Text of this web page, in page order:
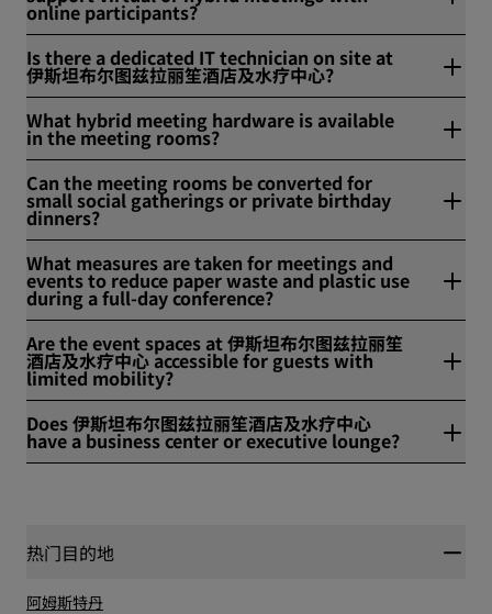
online participants?
Is there a dedicated IT technician on site at
伊斯坦布尔图兹拉丽笙酒店及水疗中心?
What hybrid meeting hardware is available
in the meeting rooms?
音响系统。
Can the meeting rooms be converted for
small social gatherings or private birthday
dinners?
What measures are taken for meetings and
events to reduce paper waste and plastic use
during a full-day conference?
伊斯坦布尔图兹拉丽笙酒店及水疗中心采用玻璃冷水壶与电子指
示牌，减少废弃物产生。
Are the event spaces at 伊斯坦布尔图兹拉丽笙
酒店及水疗中心 accessible for guests with
limited mobility?
是，我们的活动场地设有无障碍轮椅通道，方便行动不便的宾客
出行。
Does 伊斯坦布尔图兹拉丽笙酒店及水疗中心
have a business center or executive lounge?
热门目的地
阿姆斯特丹